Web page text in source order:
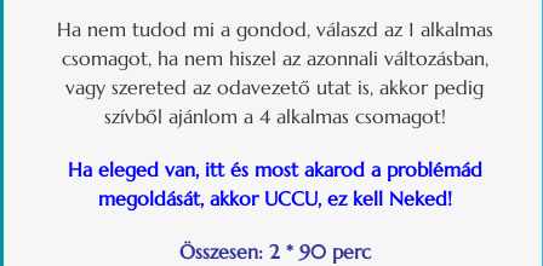
Ha nem tudod mi a gondod, válaszd az 1 alkalmas
csomagot, ha nem hiszel az azonnali változásban,
vagy szereted az odavezető utat is, akkor pedig
szívből ajánlom a 4 alkalmas csomagot!
Ha eleged van, itt és most akarod a problémád
megoldását, akkor UCCU, ez kell Neked!
Összesen: 2 * 90 perc